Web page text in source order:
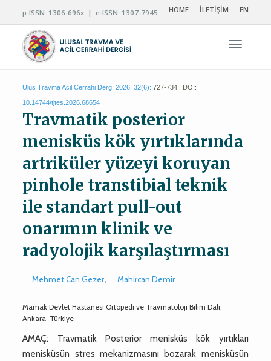
p-ISSN: 1306-696x | e-ISSN: 1307-7945 HOME İLETİŞİM EN
Ulus Travma Acil Cerrahi Derg. 2026; 32(6): 727-734 | DOI:
10.14744/tjtes.2026.68654
Travmatik posterior
menisküs kök yırtıklarında
artriküler yüzeyi koruyan
pinhole transtibial teknik
ile standart pull-out
onarımın klinik ve
radyolojik karşılaştırması
Mehmet Can Gezer, Mahircan Demir
Mamak Devlet Hastanesi Ortopedi ve Travmatoloji Bilim Dalı,
Ankara-Türkiye
AMAÇ: Travmatik Posterior menisküs kök yırtıkları
menisküsün stres mekanizmasını bozarak menisküsün